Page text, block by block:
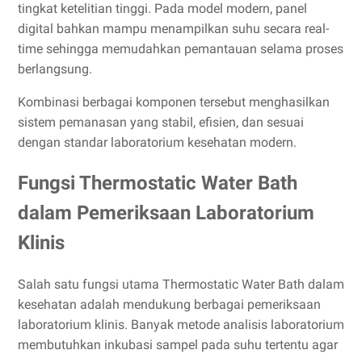
tingkat ketelitian tinggi. Pada model modern, panel
digital bahkan mampu menampilkan suhu secara real-
time sehingga memudahkan pemantauan selama proses
berlangsung.
Kombinasi berbagai komponen tersebut menghasilkan
sistem pemanasan yang stabil, efisien, dan sesuai
dengan standar laboratorium kesehatan modern.
Fungsi Thermostatic Water Bath
dalam Pemeriksaan Laboratorium
Klinis
Salah satu fungsi utama Thermostatic Water Bath dalam
kesehatan adalah mendukung berbagai pemeriksaan
laboratorium klinis. Banyak metode analisis laboratorium
membutuhkan inkubasi sampel pada suhu tertentu agar